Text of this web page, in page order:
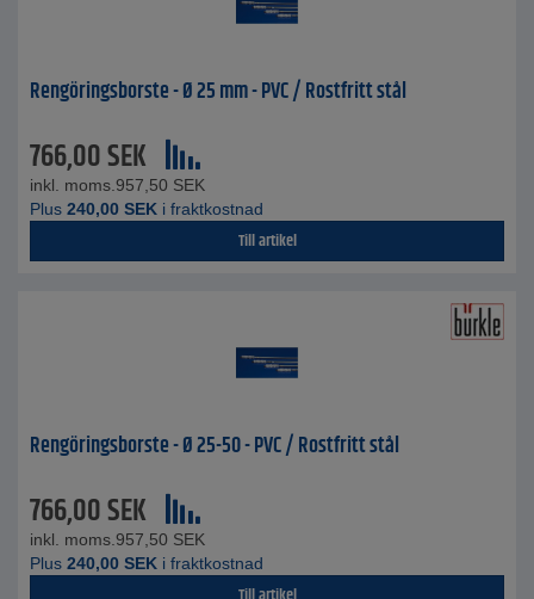
Rengöringsborste - Ø 25 mm - PVC / Rostfritt stål
766,00SEK
inkl. moms. 957,50 SEK
Plus 240,00 SEK i fraktkostnad
Till artikel
Rengöringsborste - Ø 25-50 - PVC / Rostfritt stål
766,00SEK
inkl. moms. 957,50 SEK
Plus 240,00 SEK i fraktkostnad